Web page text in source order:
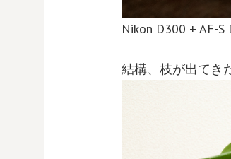
Nikon D300 + AF-
結構、枝が出てき